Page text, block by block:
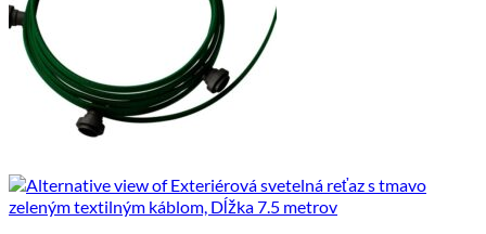
môžete
vybrať
na
stránke
produktu.